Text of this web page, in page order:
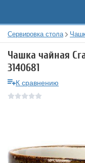
Сервировка стола
Чашка чайная
3140681
К сравнению